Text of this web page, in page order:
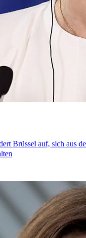
Brüssel auf, sich aus